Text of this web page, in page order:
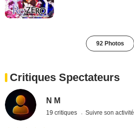
92 Photos
Critiques Spectateurs
N M
19 critiques Suivre son activité